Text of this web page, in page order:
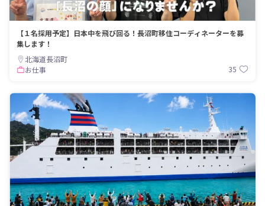
【１名採用予定】日本中を飛び回る！長沼町移住コーディネーターを募
集します！
北海道長沼町
お仕事
35